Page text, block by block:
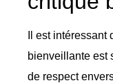
Il est
bienveillante est
de respect